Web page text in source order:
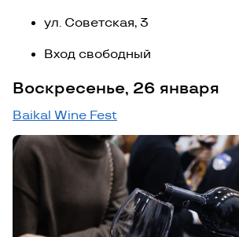
ул. Советская, 3
Вход свободный
Воскресенье, 26 января
Baikal Wine Fest